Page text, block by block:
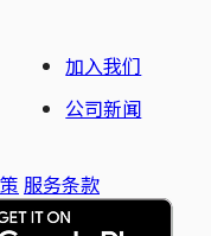
加入我们
公司新闻
服务条款